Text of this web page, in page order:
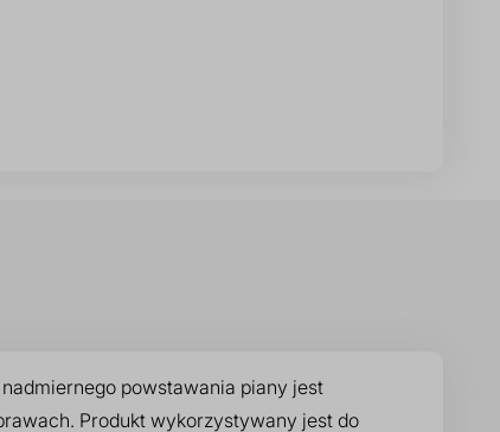
powstawania piany jest
Produkt wykorzystywany jest do